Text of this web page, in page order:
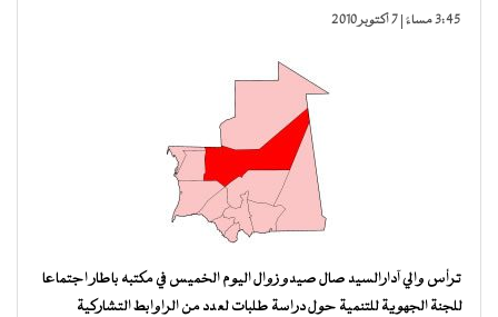
3:45 مساءً | 7 أكتوبر 2010
ترأس والي آدارالسيد صال صيدو زوال اليوم الخميس في مكتبه باطار اجتماعا
للجنة الجهوية للتنمية حول دراسة طلبات لعدد من الراوابط التشاركية